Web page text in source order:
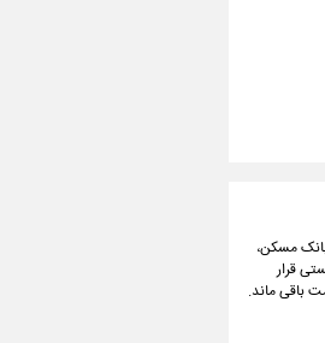
مسکن،
قرار
باقی ماند.